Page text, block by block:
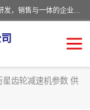
上海精晟邦机电科技有限公司是一家专业从事减速机研发，销售与一体的企业。公司拥有资深技术人员和技术团队服务人才，致力于为广大客户提供专业，细致的产品服务。主营产品有：中型减速电机，微型调速电机，精密行星减速机，蜗轮蜗杆减速机，RFKS四大系列减速机，SKM双曲面齿轮减速机，齿轮减速电机，行星减速机，防爆电机，变频器等系列；产品广泛用于汽车，船舶，能源，环保，包装，物流等领域，欢迎咨询。
星齿轮减速机参数 供
轮蜗杆减速机